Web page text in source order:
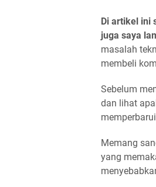
Di artikel ini
juga saya
masalah
membeli
Sebelum
dan lihat
Memang
yang